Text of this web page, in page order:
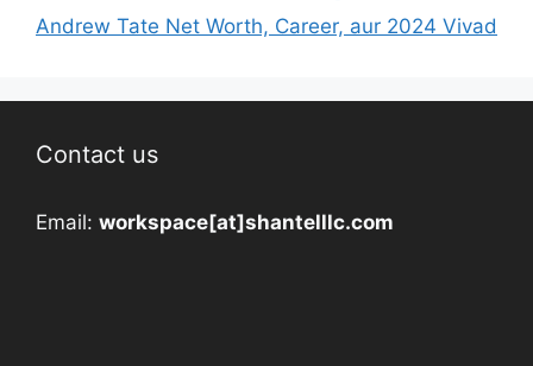
Andrew Tate Net Worth, Career, aur 2024 Vivad
Contact us
Email: workspace[at]shantelllc.com